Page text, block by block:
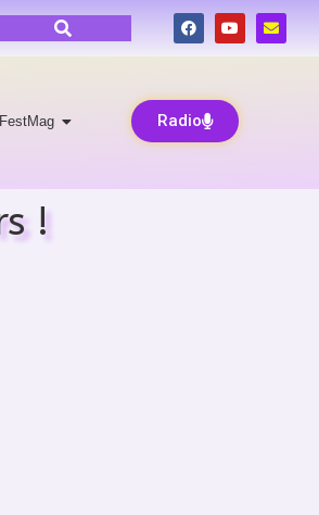
Radio
!